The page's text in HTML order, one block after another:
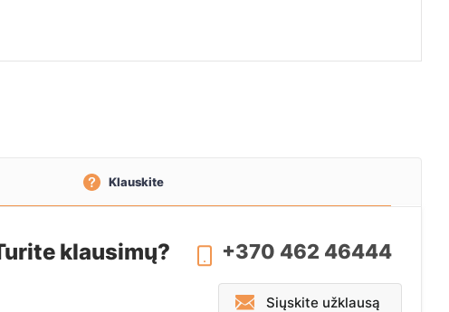
Klauskite
klausimų? +370 462 46444
Siųskite užklausą